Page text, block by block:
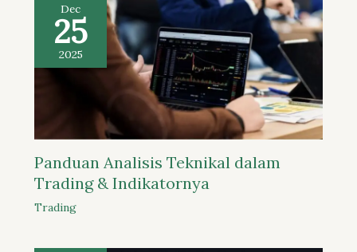
Dec
25
2025
Panduan Analisis Teknikal dalam
Trading & Indikatornya
Trading